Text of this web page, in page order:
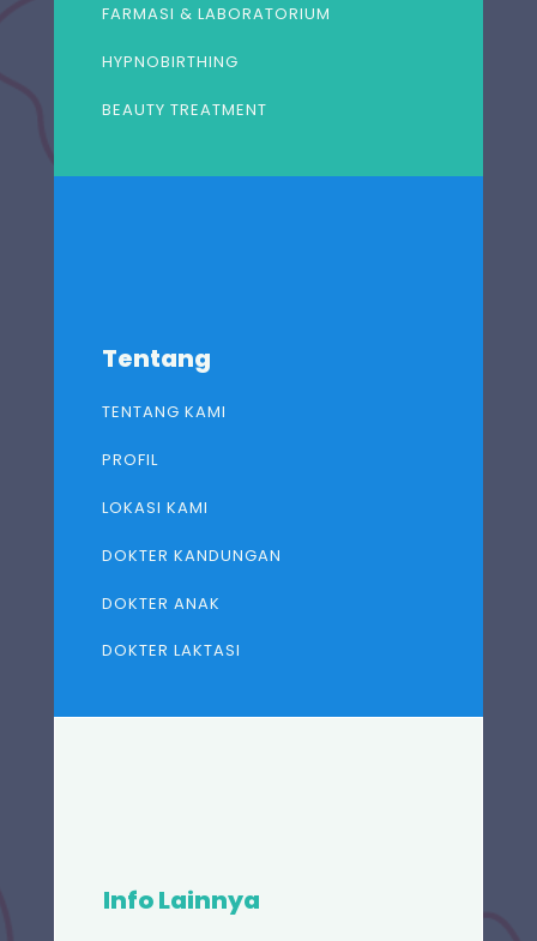
FARMASI & LABORATORIUM
HYPNOBIRTHING
BEAUTY TREATMENT
Tentang
TENTANG KAMI
PROFIL
LOKASI KAMI
DOKTER KANDUNGAN
DOKTER ANAK
DOKTER LAKTASI
Info Lainnya